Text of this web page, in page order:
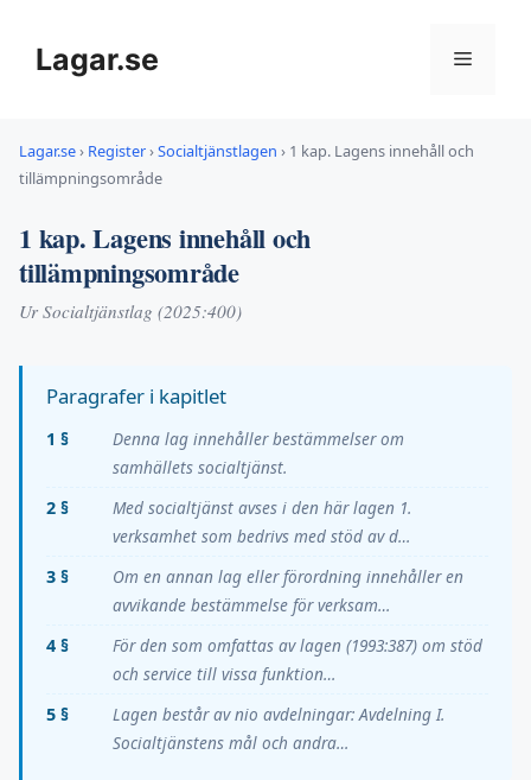
innehållLagar.se Meny
Lagar.se› Register›Socialtjänstlagen › 1 kap. Lagens innehåll och
tillämpningsområde
1 kap. Lagens innehåll och
tillämpningsområde
Ur Socialtjänstlag (2025:400)
Paragrafer i kapitlet
1 §
Denna lag innehåller bestämmelser om
samhällets socialtjänst.
2 §
Med socialtjänst avses i den här lagen 1.
verksamhet som bedrivs med stöd av d…
3 §
Om en annan lag eller förordning innehåller en
avvikande bestämmelse för verksam…
4 §
För den som omfattas av lagen (1993:387) om stöd
och service till vissa funktion…
5 §
Lagen består av nio avdelningar: Avdelning I.
Socialtjänstens mål och andra…